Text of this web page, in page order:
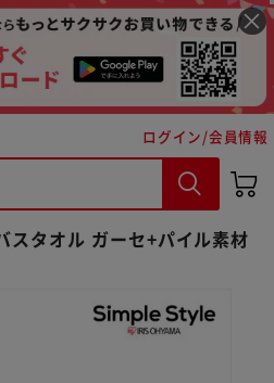
ログイン/会員情報
スタオル ガーセ+パイル素材